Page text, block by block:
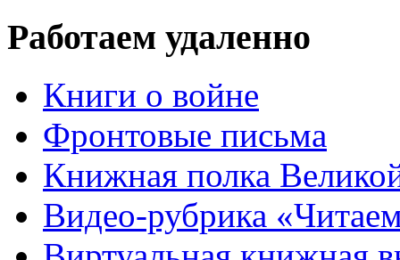
Работаем удаленно
Книги о войне
Фронтовые письма
Книжная полка
Видео-рубрика